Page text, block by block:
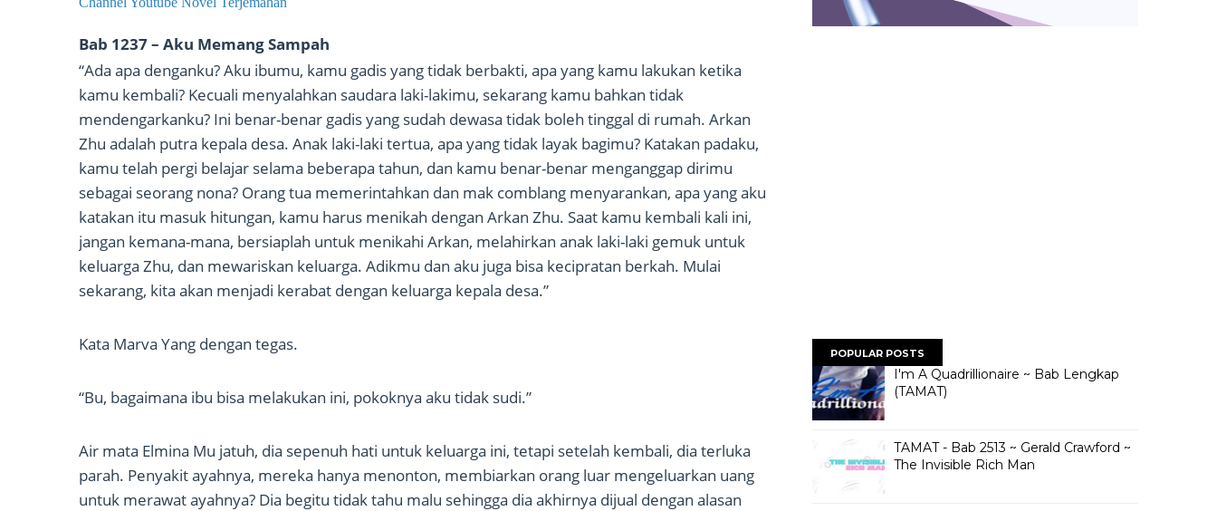
Bab 1237 – Aku Memang Sampah
“Ada apa denganku? Aku ibumu, kamu gadis yang tidak berbakti, apa yang kamu lakukan ketika
kamu kembali? Kecuali menyalahkan saudara laki-lakimu, sekarang kamu bahkan tidak
mendengarkanku? Ini benar-benar gadis yang sudah dewasa tidak boleh tinggal di rumah. Arkan
Zhu adalah putra kepala desa. Anak laki-laki tertua, apa yang tidak layak bagimu? Katakan padaku,
kamu telah pergi belajar selama beberapa tahun, dan kamu benar-benar menganggap dirimu
sebagai seorang nona? Orang tua memerintahkan dan mak comblang menyarankan, apa yang aku
katakan itu masuk hitungan, kamu harus menikah dengan Arkan Zhu. Saat kamu kembali kali ini,
jangan kemana-mana, bersiaplah untuk menikahi Arkan, melahirkan anak laki-laki gemuk untuk
keluarga Zhu, dan mewariskan keluarga. Adikmu dan aku juga bisa kecipratan berkah. Mulai
sekarang, kita akan menjadi kerabat dengan keluarga kepala desa.”
Kata Marva Yang dengan tegas.
“Bu, bagaimana ibu bisa melakukan ini, pokoknya aku tidak sudi.”
Air mata Elmina Mu jatuh, dia sepenuh hati untuk keluarga ini, tetapi setelah kembali, dia terluka
parah. Penyakit ayahnya, mereka hanya menonton, membiarkan orang luar mengeluarkan uang
untuk merawat ayahnya? Dia begitu tidak tahu malu sehingga dia akhirnya dijual dengan alasan
POPULAR POSTS
I'm A Quadrillionaire ~ Bab Lengkap
(TAMAT)
TAMAT - Bab 2513 ~ Gerald Crawford ~
The Invisible Rich Man